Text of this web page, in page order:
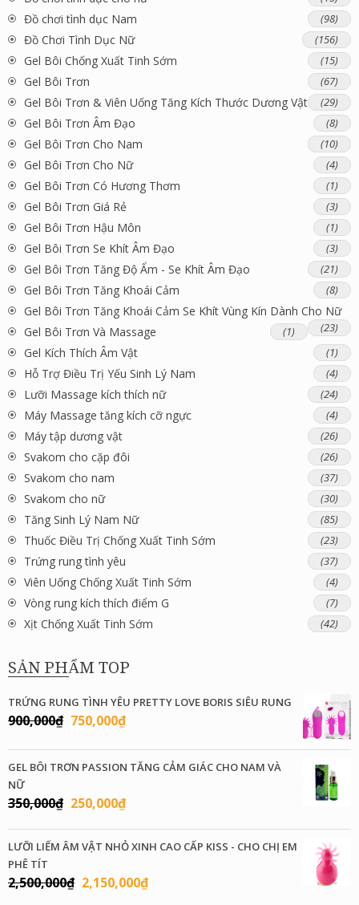
Đồ chơi tình dục Nam (98)
Đồ Chơi Tình Dục Nữ (156)
Gel Bôi Chống Xuất Tinh Sớm (15)
Gel Bôi Trơn (67)
Gel Bôi Trơn & Viên Uống Tăng Kích Thước Dương Vật (29)
Gel Bôi Trơn Âm Đạo (8)
Gel Bôi Trơn Cho Nam (10)
Gel Bôi Trơn Cho Nữ (4)
Gel Bôi Trơn Có Hương Thơm (1)
Gel Bôi Trơn Giá Rẻ (3)
Gel Bôi Trơn Hậu Môn (1)
Gel Bôi Trơn Se Khít Âm Đạo (3)
Gel Bôi Trơn Tăng Độ Ẩm - Se Khít Âm Đạo (21)
Gel Bôi Trơn Tăng Khoái Cảm (8)
Gel Bôi Trơn Tăng Khoái Cảm Se Khít Vùng Kín Dành Cho Nữ
(23)
Gel Bôi Trơn Và Massage (1)
Gel Kích Thích Âm Vật (1)
Hỗ Trợ Điều Trị Yếu Sinh Lý Nam (4)
Lưỡi Massage kích thích nữ (24)
Máy Massage tăng kích cỡ ngực (4)
Máy tập dương vật (26)
Svakom cho cặp đôi (26)
Svakom cho nam (37)
Svakom cho nữ (30)
Tăng Sinh Lý Nam Nữ (85)
Thuốc Điều Trị Chống Xuất Tinh Sớm (23)
Trứng rung tình yêu (37)
Viên Uống Chống Xuất Tinh Sớm (4)
Vòng rung kích thích điểm G (7)
Xịt Chống Xuất Tinh Sớm (42)
SẢN PHẨM TOP
TRỨNG RUNG TÌNH YÊU PRETTY LOVE BORIS SIÊU RUNG
900,000₫ Giá
là:
900,000₫.
750,000₫Giá
tại
là:
GEL BÔI TRƠN PASSION TĂNG CẢM GIÁC CHO NAM VÀ
NỮ
350,000₫ Giá
là:
350,000₫.
250,000₫Giá
tại
là:
LƯỠI LIẾM ÂM VẬT NHỎ XINH CAO CẤP KISS - CHO CHỊ EM
PHÊ TÍT
2,500,000₫ Giá
2,150,000₫Giá